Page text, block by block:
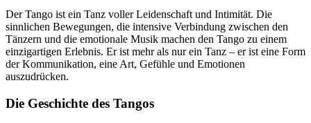
Der Tango ist ein Tanz voller Leidenschaft und Intimität. Die
sinnlichen Bewegungen, die intensive Verbindung zwischen den
Tänzern und die emotionale Musik machen den Tango zu einem
einzigartigen Erlebnis. Er ist mehr als nur ein Tanz – er ist eine Form
der Kommunikation, eine Art, Gefühle und Emotionen
auszudrücken.
Die Geschichte des Tangos